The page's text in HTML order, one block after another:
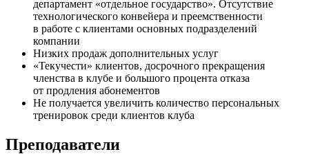
департамент «отдельное государство». Отсутствие
технологического конвейера и преемственности
в работе с клиентами основных подразделений
компании
Низких продаж дополнительных услуг
«Текучести» клиентов, досрочного прекращения
членства в клубе и большого процента отказа
от продления абонементов
Не получается увеличить количество персональ­ных
тренировок среди клиентов клуба
Преподаватели